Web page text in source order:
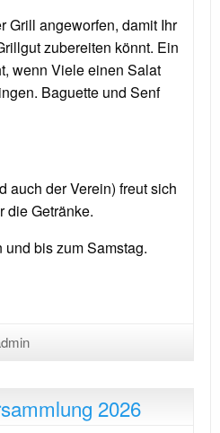
Grill angeworfen, damit Ihr
zubereiten könnt. Ein
wenn Viele einen Salat
Baguette und Senf
auch der Verein) freut sich
die Getränke.
bis zum Samstag.
2026